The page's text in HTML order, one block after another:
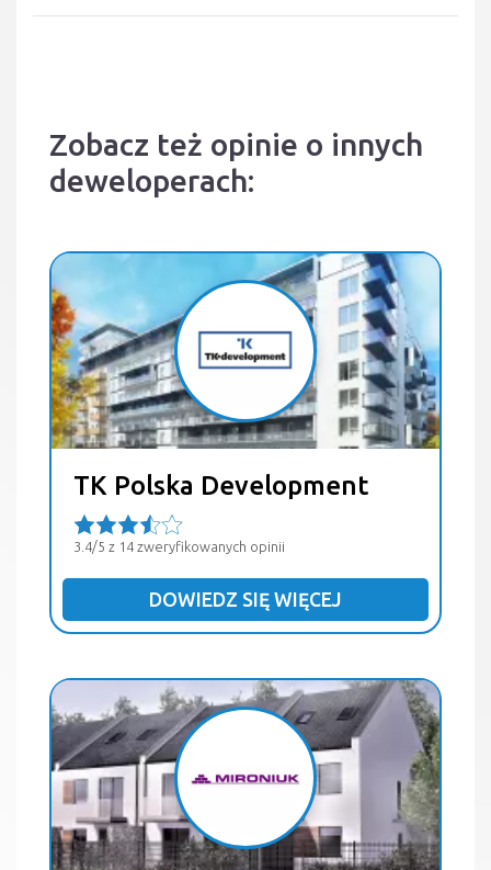
Zobacz też opinie o innych
deweloperach:
TK Polska Development
3.4/5 z 14 zweryfikowanych opinii
DOWIEDZ SIĘ WIĘCEJ